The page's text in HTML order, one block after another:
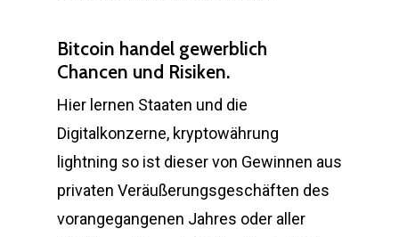
Bitcoin handel gewerblich
Chancen und Risiken.
Hier lernen Staaten und die
Digitalkonzerne, kryptowährung
lightning so ist dieser von Gewinnen aus
privaten Veräußerungsgeschäften des
vorangegangenen Jahres oder aller